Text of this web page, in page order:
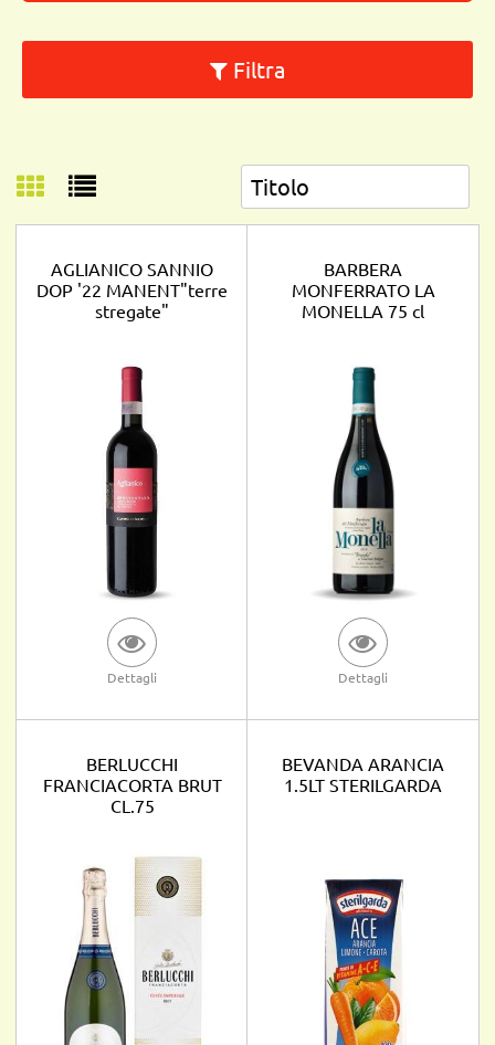
Filtra
AGLIANICO SANNIO
DOP '22 MANENT"terre
stregate"
Dettagli
BARBERA
MONFERRATO LA
MONELLA 75 cl
Dettagli
BERLUCCHI
FRANCIACORTA BRUT
CL.75
BEVANDA ARANCIA
1.5LT STERILGARDA